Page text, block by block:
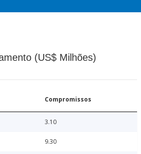
(US$ Milhões)
Compromissos
3.10
9.30